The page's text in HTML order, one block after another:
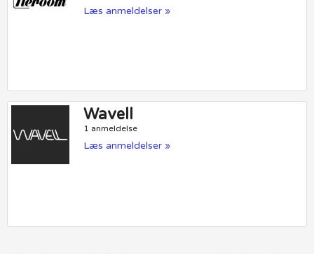
Læs anmeldelser »
Wavell
1 anmeldelse
Læs anmeldelser »